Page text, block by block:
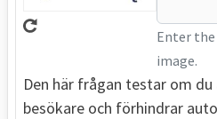
Enter
image.
Den här frågan testar om du
besökare och förhindrar